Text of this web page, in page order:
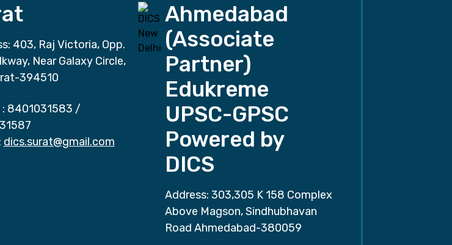
403, Raj Victoria, Opp.
Near Galaxy Circle,
394510
8401031583 /
dics.surat@gmail.com
Ahmedabad
(Associate
Partner)
Edukreme
UPSC-GPSC
Powered by
DICS
Address: 303,305 K 158 Complex
Above Magson, Sindhubhavan
Road Ahmedabad-380059